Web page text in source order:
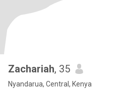
Zachariah, 35
Nyandarua, Central, Kenya